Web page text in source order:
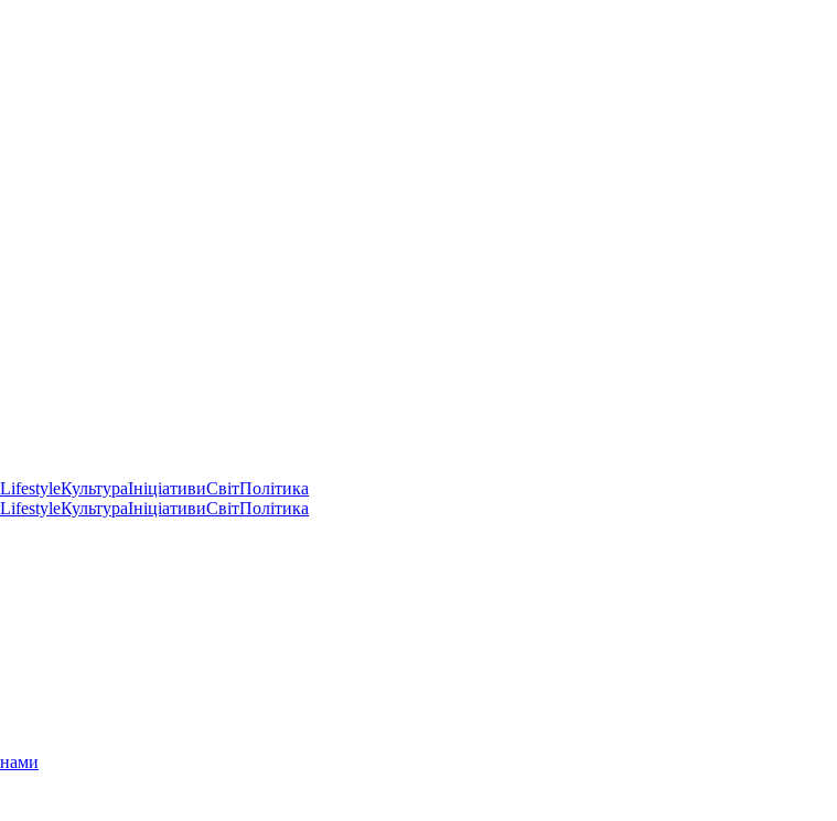
LifestyleКультураІніціативиСвітПолітика
LifestyleКультураІніціативиСвітПолітика
нами